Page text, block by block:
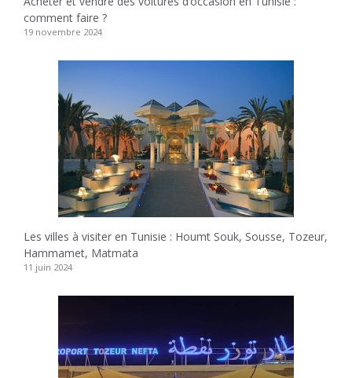
comment faire ?
19 novembre 2024
Les villes à visiter en Tunisie : Houmt Souk, Sousse, Tozeur,
Hammamet, Matmata
11 juin 2024